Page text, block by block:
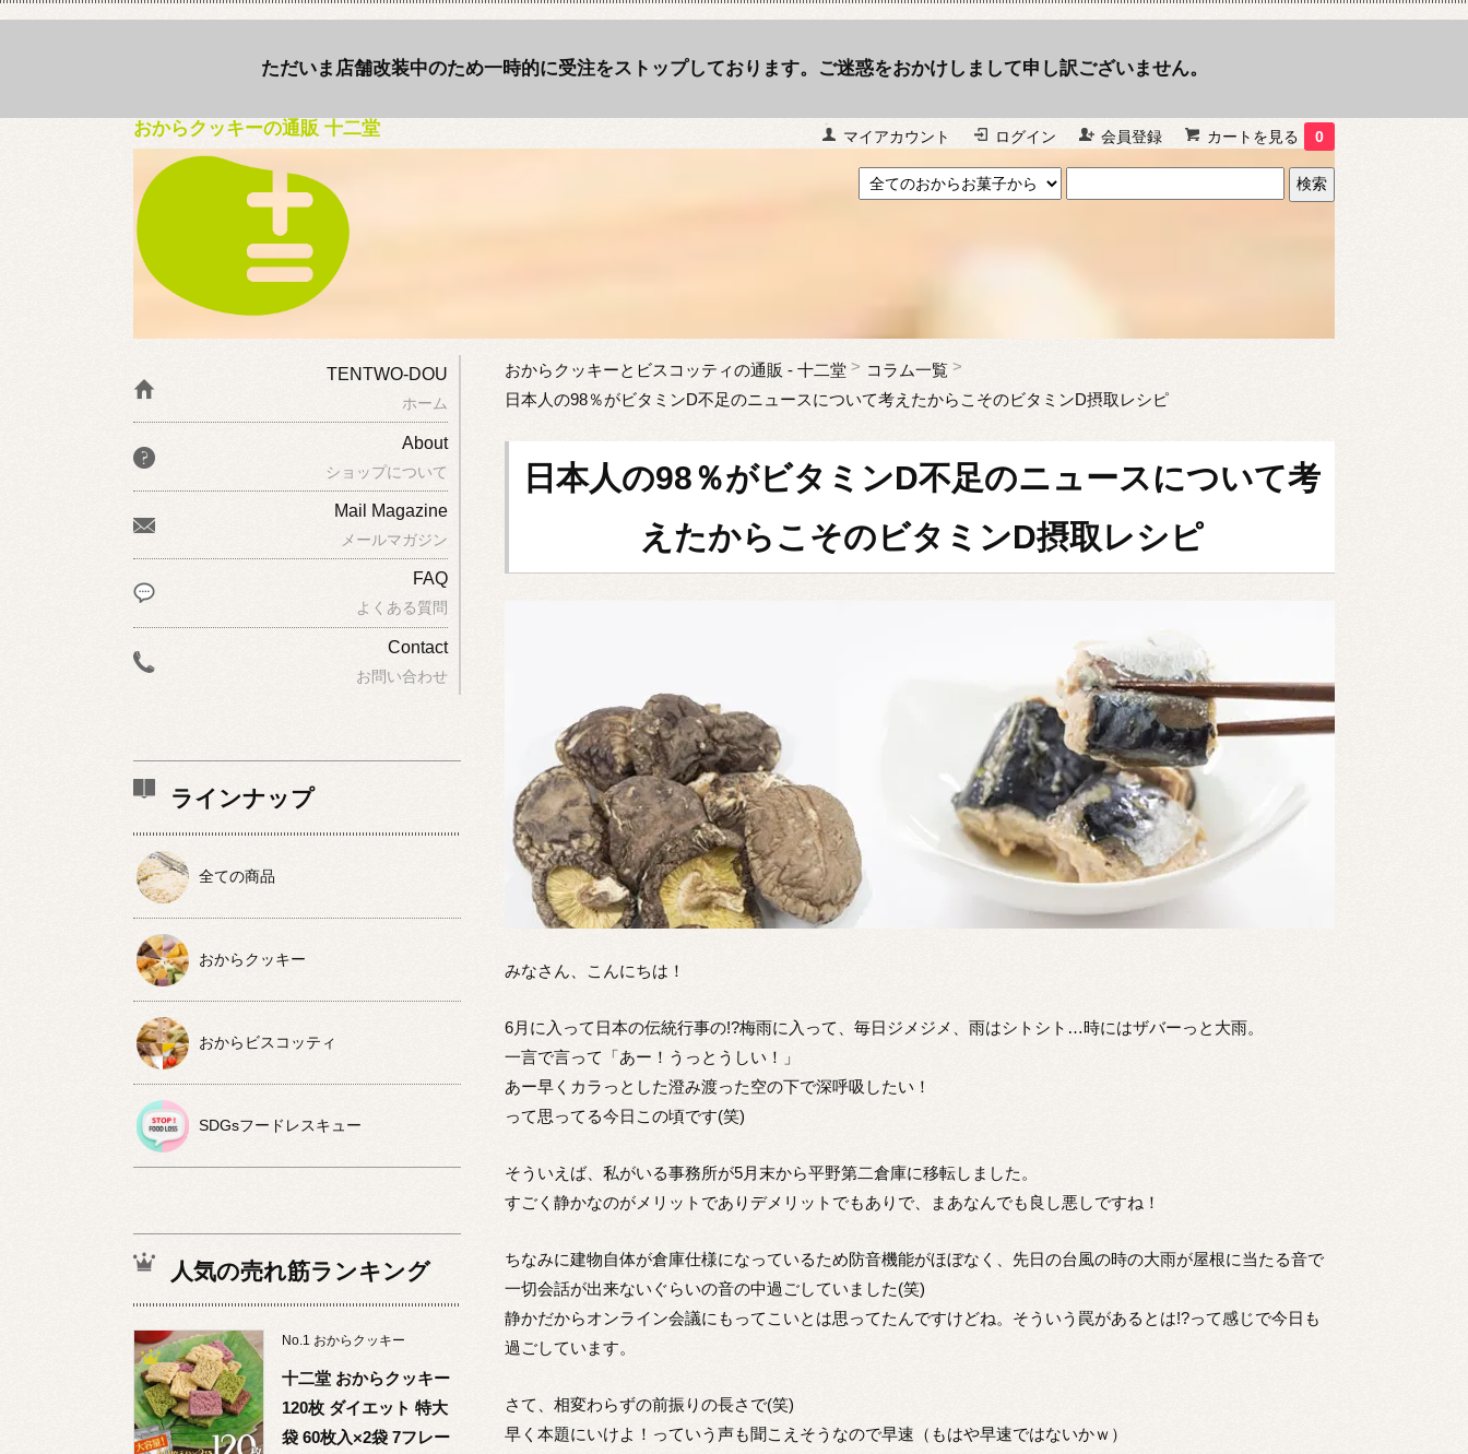
ただいま店舗改装中のため一時的に受注をストップしております。ご迷惑をおかけしまして申し訳ございません。
おからクッキーの通販 十二堂 マイアカウント ログイン 会員登録 カートを見る 0
おからクッキーとビスコッティの通販 - 十二堂
コラム一覧
日本人の98％がビタミンD不足のニュースについて考えたからこそのビタミンD摂取レシピ
日本人の98％がビタミンD不足のニュースについて考
えたからこそのビタミンD摂取レシピ
みなさん、こんにちは！
6月に入って日本の伝統行事の!?梅雨に入って、毎日ジメジメ、雨はシトシト…時にはザバーっと大雨。
一言で言って「あー！うっとうしい！」
あー早くカラっとした澄み渡った空の下で深呼吸したい！
って思ってる今日この頃です(笑)
そういえば、私がいる事務所が5月末から平野第二倉庫に移転しました。
すごく静かなのがメリットでありデメリットでもありで、まあなんでも良し悪しですね！
ちなみに建物自体が倉庫仕様になっているため防音機能がほぼなく、先日の台風の時の大雨が屋根に当たる音で
一切会話が出来ないぐらいの音の中過ごしていました(笑)
静かだからオンライン会議にもってこいとは思ってたんですけどね。そういう罠があるとは!?って感じで今日も
過ごしています。
さて、相変わらずの前振りの長さで(笑)
早く本題にいけよ！っていう声も聞こえそうなので早速（もはや早速ではないかｗ）
TENTWO-DOU
ホーム
About
ショップについて
Mail Magazine
メールマガジン
FAQ
よくある質問
Contact
お問い合わせ
ラインナップ
全ての商品
おからクッキー
おからビスコッティ
SDGsフードレスキュー
人気の売れ筋ランキング
No.1 おからクッキー
十二堂 おからクッキー
120枚 ダイエット 特大
袋 60枚入×2袋 7フレー